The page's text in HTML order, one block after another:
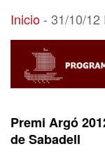
31/10/12 Premi
Inicio- 31/10/12
Premi Argó
de Sabadell